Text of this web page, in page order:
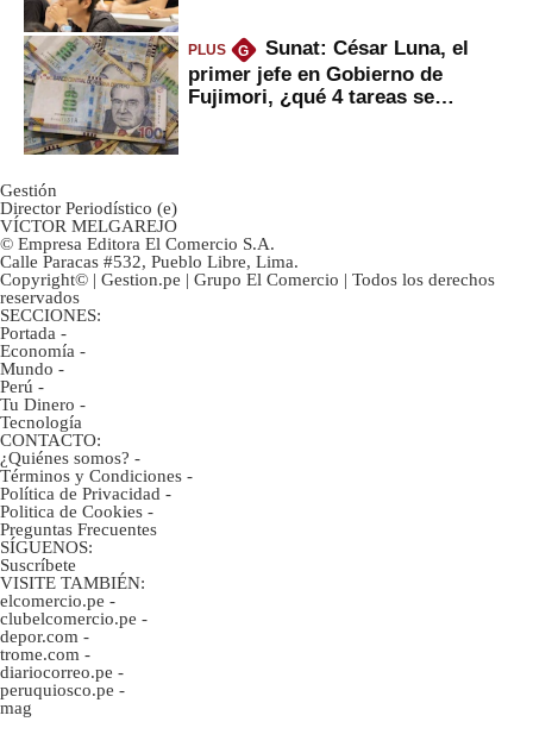
PLUS G
Sunat: César Luna, el
primer jefe en Gobierno de
Fujimori, ¿qué 4 tareas se
Gestión
Director Periodístico (e)
VÍCTOR MELGAREJO
© Empresa Editora El Comercio S.A.
Calle Paracas #532, Pueblo Libre, Lima.
Copyright© | Gestion.pe | Grupo El Comercio | Todos los derechos
reservados
SECCIONES:
Portada -
Economía -
Mundo -
Perú -
Tu Dinero -
Tecnología
CONTACTO:
¿Quiénes somos? -
Términos y Condiciones -
Política de Privacidad -
Politica de Cookies -
Preguntas Frecuentes
SÍGUENOS:
Suscríbete
VISITE TAMBIÉN:
elcomercio.pe -
clubelcomercio.pe -
depor.com -
trome.com -
diariocorreo.pe -
peruquiosco.pe -
mag